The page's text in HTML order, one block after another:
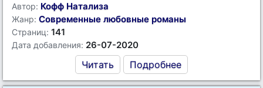
Автор: Кофф Натализа
Жанр: Современные любовные романы
Страниц: 141
Дата добавления: 26-07-2020
Читать Подробнее